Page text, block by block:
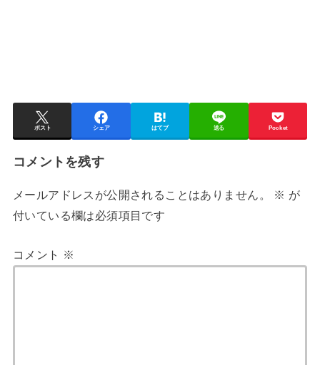
ポスト シェア はてブ 送る Pocket
コメントを残す
メールアドレスが公開されることはありません。 ※ が
付いている欄は必須項目です
コメント ※